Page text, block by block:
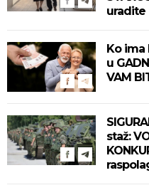
uradite
Ko ima
u
VAM
staž: